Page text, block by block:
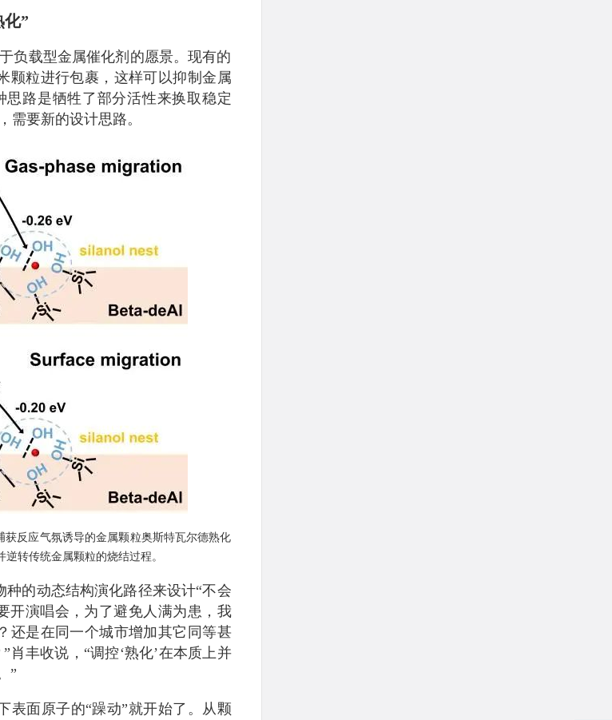
化”
负载型金属催化剂的愿景。现有的
颗粒进行包裹，这样可以抑制金属
路是牺牲了部分活性来换取稳定
需要新的设计思路。
反应气氛诱导的金属颗粒奥斯特瓦尔德熟化
逆转传统金属颗粒的烧结过程。
的动态结构演化路径来设计“不会
开演唱会，为了避免人满为患，我
还是在同一个城市增加其它同等甚
肖丰收说，“调控‘熟化’在本质上并
”
表面原子的“躁动”就开始了。从颗